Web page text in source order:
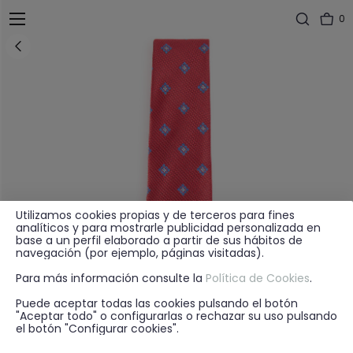
0
Utilizamos cookies propias y de terceros para fines
analíticos y para mostrarle publicidad personalizada en
base a un perfil elaborado a partir de sus hábitos de
navegación (por ejemplo, páginas visitadas).
Para más información consulte la Política de Cookies.
Puede aceptar todas las cookies pulsando el botón
"Aceptar todo" o configurarlas o rechazar su uso pulsando
el botón "Configurar cookies".